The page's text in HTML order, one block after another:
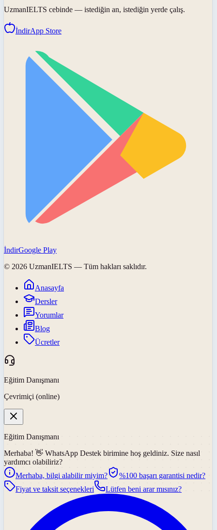
UzmanIELTS cebinde — istediğin an, istediğin yerde çalış.
İndirApp Store
İndirGoogle Play
© 2026 UzmanIELTS — Tüm hakları saklıdır.
Anasayfa
Dersler
Yorumlar
Blog
Ücretler
Eğitim Danışmanı
Çevrimiçi (online)
Eğitim Danışmanı
Merhaba! 👋 WhatsApp Destek birimine hoş geldiniz. Size nasıl
yardımcı olabiliriz?
Merhaba, bilgi alabilir miyim?
%100 başarı garantisi nedir?
Fiyat ve taksit seçenekleri
Lütfen beni arar mısınız?